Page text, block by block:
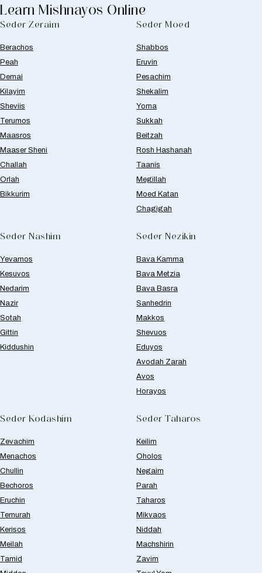
Learn Mishnayos Online
Seder Zeraim
Berachos
Peah
Demai
Kilayim
Sheviis
Terumos
Maasros
Maaser Sheni
Challah
Orlah
Bikkurim
Seder Moed
Shabbos
Eruvin
Pesachim
Shekalim
Yoma
Sukkah
Beitzah
Rosh Hashanah
Taanis
Megillah
Moed Katan
Chagigah
Seder Nashim
Yevamos
Kesuvos
Nedarim
Nazir
Sotah
Gittin
Kiddushin
Seder Nezikin
Bava Kamma
Bava Metzia
Bava Basra
Sanhedrin
Makkos
Shevuos
Eduyos
Avodah Zarah
Avos
Horayos
Seder Kodashim
Zevachim
Menachos
Chullin
Bechoros
Eruchin
Temurah
Kerisos
Meilah
Tamid
Seder Taharos
Keilim
Oholos
Negaim
Parah
Taharos
Mikvaos
Niddah
Machshirin
Zavim